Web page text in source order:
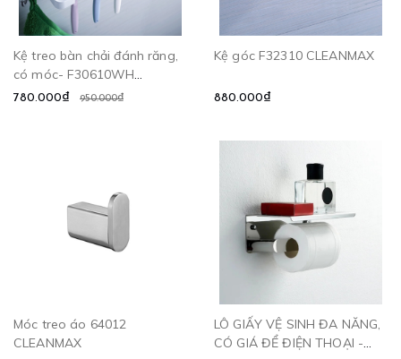
Kệ treo bàn chải đánh răng,
có móc- F30610WH
CLEANMAX
780.000₫ 950.000₫
Kệ góc F32310 CLEANMAX
880.000₫
Móc treo áo 64012
CLEANMAX
LÔ GIẤY VỆ SINH ĐA NĂNG,
CÓ GIÁ ĐỂ ĐIỆN THOẠI -